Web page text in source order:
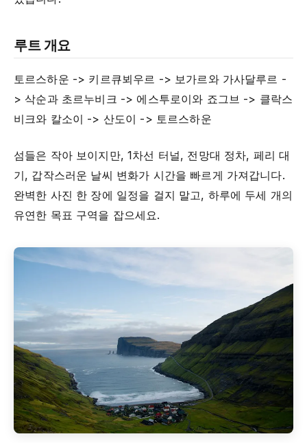
루트 개요
토르스하운 -> 키르큐뵈우르 -> 보가르와 가사달루르 -
> 삭순과 초르누비크 -> 에스투로이와 죠그브 -> 클락스
비크와 칼소이 -> 산도이 -> 토르스하운
섬들은 작아 보이지만, 1차선 터널, 전망대 정차, 페리 대
기, 갑작스러운 날씨 변화가 시간을 빠르게 가져갑니다.
완벽한 사진 한 장에 일정을 걸지 말고, 하루에 두세 개의
유연한 목표 구역을 잡으세요.